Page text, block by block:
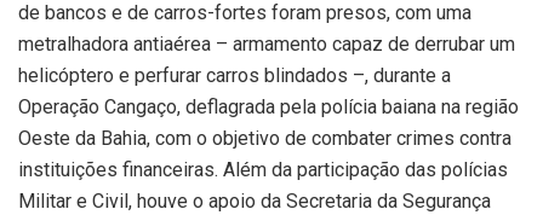
de bancos e de carros-fortes foram presos, com uma
metralhadora antiaérea – armamento capaz de derrubar um
helicóptero e perfurar carros blindados –, durante a
Operação Cangaço, deflagrada pela polícia baiana na região
Oeste da Bahia, com o objetivo de combater crimes contra
instituições financeiras. Além da participação das polícias
Militar e Civil, houve o apoio da Secretaria da Segurança